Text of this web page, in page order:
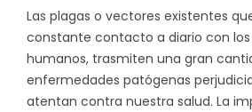
Las plagas o vectores existentes
constante contacto a diario con los
humanos, trasmiten una gran
enfermedades patógenas
atentan contra nuestra salud. La